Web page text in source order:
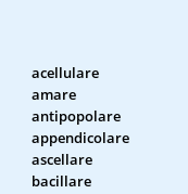
acellulare
amare
antipopolare
appendicolare
ascellare
bacillare